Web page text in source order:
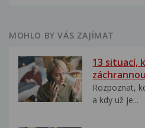
MOHLO BY VÁS ZAJÍMAT
13 situací,
Rozpoznat,
a kdy už je...